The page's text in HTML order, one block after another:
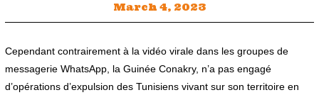
March 4, 2023
Cependant contrairement à la vidéo virale dans les groupes de
messagerie WhatsApp, la Guinée Conakry, n’a pas engagé
d’opérations d’expulsion des Tunisiens vivant sur son territoire en